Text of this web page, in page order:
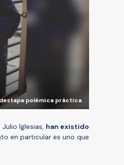
polémica práctica
Iglesias, han existido
en particular es uno que